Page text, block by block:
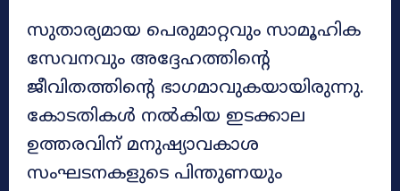
സുതാര്യമായ പെരുമാറ്റവും സാമൂഹിക
സേവനവും അദ്ദേഹത്തിന്റെ
ജീവിതത്തിന്റെ ഭാഗമാവുകയായിരുന്നു.
കോടതികൾ നൽകിയ ഇടക്കാല
ഉത്തരവിന് മനുഷ്യാവകാശ
സംഘടനകളുടെ പിന്തുണയും